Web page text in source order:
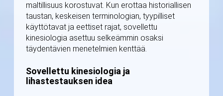
maltillisuus korostuvat. Kun erottaa historiallisen
taustan, keskeisen terminologian, tyypilliset
käyttötavat ja eettiset rajat, sovellettu
kinesiologia asettuu selkeämmin osaksi
täydentävien menetelmien kenttää.
Sovellettu kinesiologia ja
lihastestauksen idea